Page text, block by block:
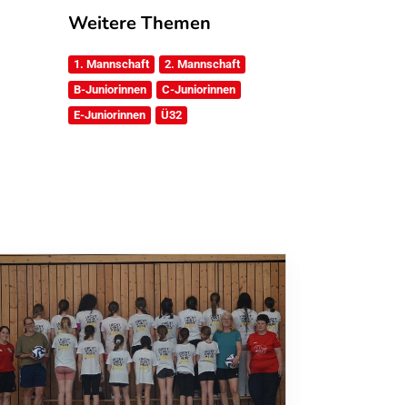
Weitere Themen
1. Mannschaft
2. Mannschaft
B-Juniorinnen
C-Juniorinnen
E-Juniorinnen
Ü32